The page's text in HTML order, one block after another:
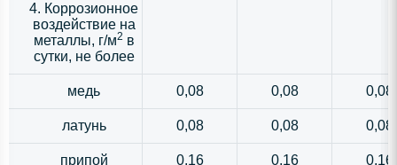
4. Коррозионное
воздействие на
металлы, г/м2 в
сутки, не более
медь 0,08 0,08 0,08
латунь 0,08 0,08 0,08
припой 0,16 0,16 0,16